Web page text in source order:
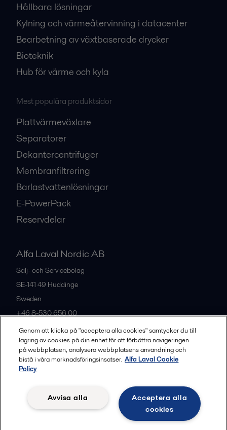
Hållbara lösningar
Kylning och värmeåtervinning i datacenter
Bearbetning av växtbaserade drycker
Bioteknik
Hub för värme och kyla
Mest populära produktsidor
Plattvärmeväxlare
Separatorer
Dekantercentrifuger
Membranfiltrering
Barlastvattenlösningar
E-PowerPack
Reservdelar
Alfa Laval Nordic AB
Sälj- och Servicebolag
SE-141 49 Huddinge
Sweden
+46 8-530 656 00
Alla kontor och partners
Legal terms and conditions
Community guidelines
Genom att klicka på "acceptera alla cookies" samtycker du till
lagring av cookies på din enhet för att förbättra navigeringen
på webbplatsen, analysera webbplatsens användning och
bistå i våra marknadsföringsinsatser. Alfa Laval Cookie
Policy
Acceptera alla
cookies
Avvisa alla